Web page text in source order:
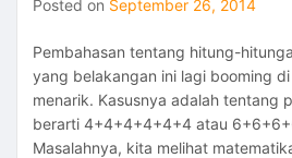
Posted on September 26, 2014
Pembahasan tentang hitung-
yang belakangan ini lagi booming
menarik. Kasusnya adalah tentang
berarti 4+4+4+4+4+4 atau
Masalahnya, kita melihat